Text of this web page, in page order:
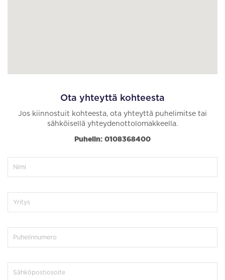
Ota yhteyttä kohteesta
Jos kiinnostuit kohteesta, ota yhteyttä puhelimitse tai
sähköisellä yhteydenottolomakkeella.
Puhelin: 0108368400